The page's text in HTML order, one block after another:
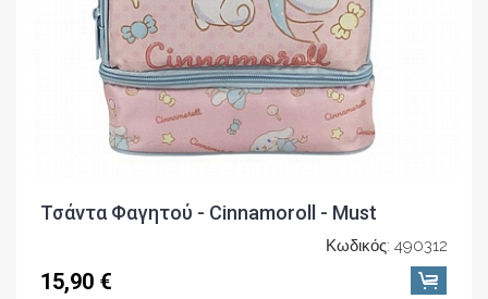
Τσάντα Φαγητού - Cinnamoroll - Must
Κωδικός: 490312
15,90 €